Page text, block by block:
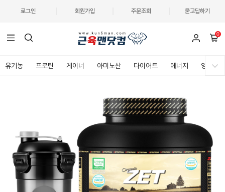
로그인 회원가입 주문조회 묻고답하기
0
유기농 프로틴 게이너 아미노산 다이어트 에너지 영양제